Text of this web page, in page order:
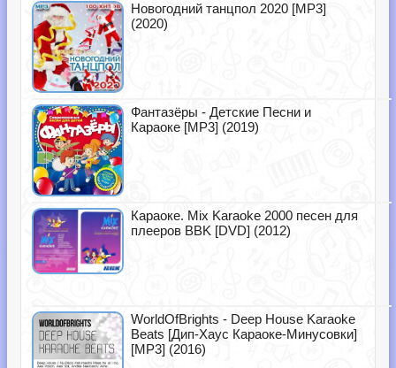
Новогодний танцпол 2020 [MP3]
(2020)
Фантазёры - Детские Песни и
Караоке [MP3] (2019)
Караоке. Mix Karaoke 2000 песен для
плееров BBK [DVD] (2012)
WorldOfBrights - Deep House Karaoke
Beats [Дип-Хаус Караоке-Минусовки]
[MP3] (2016)